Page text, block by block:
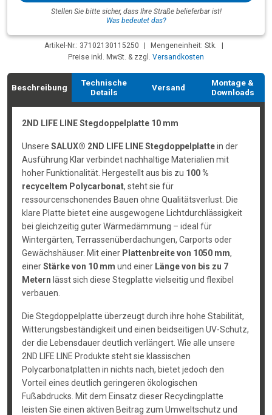
Stellen Sie bitte sicher, dass Ihre Straße belieferbar ist!
Was bedeutet das?
Artikel-Nr.: 37102130115250 Mengeneinheit: Stk.
Preise inkl. MwSt. & zzgl. Versandkosten
Beschreibung
Technische
Details
Versand
Montage &
Downloads
2ND LIFE LINE Stegdoppelplatte 10 mm
Unsere SALUX® 2ND LIFE LINE Stegdoppelplattein der
Ausführung Klar verbindet nachhaltige Materialien mit
hoher Funktionalität. Hergestellt aus bis zu 100 %
recyceltem Polycarbonat, steht sie für
ressourcenschonendes Bauen ohne Qualitätsverlust. Die
klare Platte bietet eine ausgewogene Lichtdurchlässigkeit
bei gleichzeitig guter Wärmedämmung – ideal für
Wintergärten, Terrassenüberdachungen, Carports oder
Gewächshäuser. Mit einer Plattenbreite von 1050 mm,
einerStärke von 10 mm und einer Länge von bis zu 7
Metern lässt sich diese Stegplatte vielseitig und flexibel
verbauen.
Die Stegdoppelplatte überzeugt durch ihre hohe Stabilität,
Witterungsbeständigkeit und einen beidseitigen UV-Schutz,
der die Lebensdauer deutlich verlängert. Wie alle unsere
2ND LIFE LINE Produkte steht sie klassischen
Polycarbonatplatten in nichts nach, bietet jedoch den
Vorteil eines deutlich geringeren ökologischen
Fußabdrucks. Mit dem Einsatz dieser Recyclingplatte
leisten Sie einen aktiven Beitrag zum Umweltschutz und